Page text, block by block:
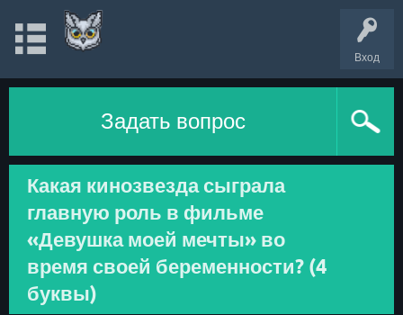
Вход
Задать вопрос
Какая кинозвезда сыграла
главную роль в фильме
«Девушка моей мечты» во
время своей беременности? (4
буквы)